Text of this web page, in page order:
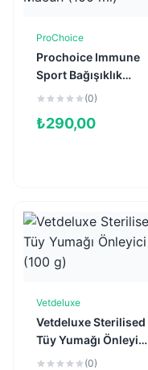
Sepete Ekle
ProChoice
Prochoice Immune
Sport Bağışıklık
Güçlendirici Malt
(0)
₺290,00
Sepete Ekle
Vetdeluxe
Vetdeluxe Sterilised
Tüy Yumağı Önleyici
(100 g)
(0)